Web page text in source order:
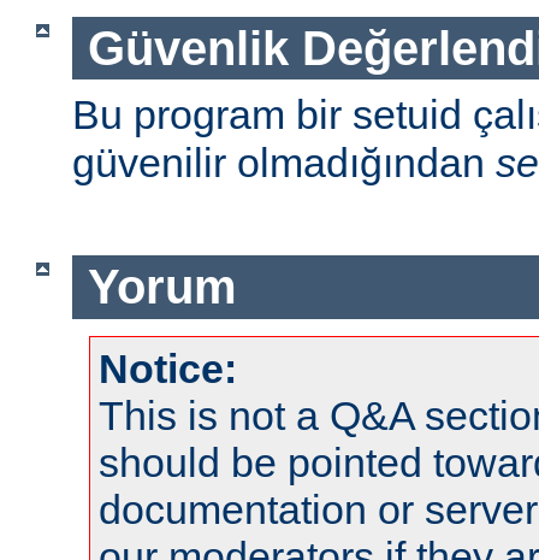
Güvenlik
Bu program bir setuid
güvenilir olmadığından
Yorum
Notice:
This is not a Q&A
should be pointed
documentation or